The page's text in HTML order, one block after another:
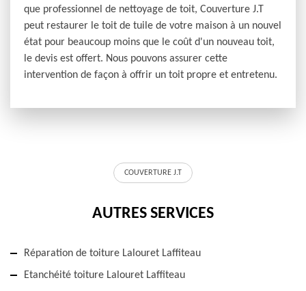
que professionnel de nettoyage de toit, Couverture J.T
peut restaurer le toit de tuile de votre maison à un nouvel
état pour beaucoup moins que le coût d'un nouveau toit,
le devis est offert. Nous pouvons assurer cette
intervention de façon à offrir un toit propre et entretenu.
COUVERTURE J.T
AUTRES SERVICES
Réparation de toiture Lalouret Laffiteau
Etanchéité toiture Lalouret Laffiteau